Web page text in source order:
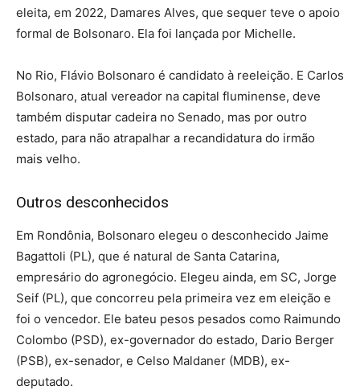
eleita, em 2022, Damares Alves, que sequer teve o apoio
formal de Bolsonaro. Ela foi lançada por Michelle.
No Rio, Flávio Bolsonaro é candidato à reeleição. E Carlos
Bolsonaro, atual vereador na capital fluminense, deve
também disputar cadeira no Senado, mas por outro
estado, para não atrapalhar a recandidatura do irmão
mais velho.
Outros desconhecidos
Em Rondônia, Bolsonaro elegeu o desconhecido Jaime
Bagattoli (PL), que é natural de Santa Catarina,
empresário do agronegócio. Elegeu ainda, em SC, Jorge
Seif (PL), que concorreu pela primeira vez em eleição e
foi o vencedor. Ele bateu pesos pesados como Raimundo
Colombo (PSD), ex-governador do estado, Dario Berger
(PSB), ex-senador, e Celso Maldaner (MDB), ex-
deputado.